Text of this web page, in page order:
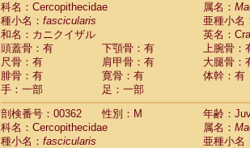
科名：Cercopithecidae
属名：
種小名： fascicularis
亜種小名
和名：カニクイザル
英名：
頭蓋骨：有
下顎骨：有
上腕骨：
尺骨：有
肩甲骨：有
大腿骨：
腓骨：有
寛骨：有
体幹：有
手：一部
足：一部
剖検番号：00362
性別：M
年齢：
科名：Cercopithecidae
属名：
種小名： fascicularis
亜種小名